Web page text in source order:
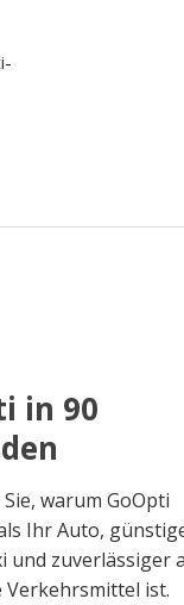
in 90
warum GoOpti
Ihr Auto,
und zuverlässiger
ist.